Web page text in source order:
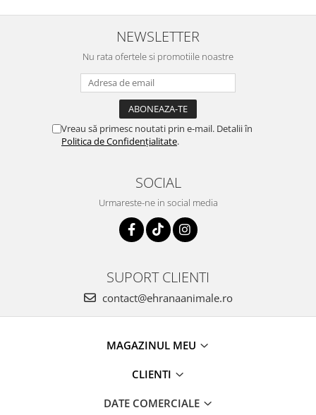
NEWSLETTER
Nu rata ofertele si promotiile noastre
Vreau să primesc noutati prin e-mail. Detalii în
Politica de Confidențialitate.
SOCIAL
Urmareste-ne in social media
SUPORT CLIENTI
contact@ehranaanimale.ro
MAGAZINUL MEU
CLIENTI
DATE COMERCIALE